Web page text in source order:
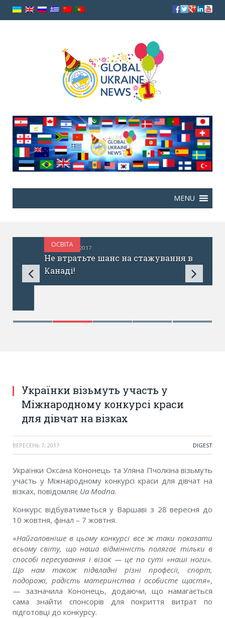
ОСВІТА
СЕРПЕНЬ 31, 2017
Не втратьте шанс на стажування в
Канаді!
Українки візьмуть участь у
Міжнародному конкурсі краси
для дівчат на візках
ВЕРЕСЕНЬ 7, 2017 DIGEST
Українки Оксана Кононець та Уляна Пчолкіна візьмуть
участь у Міжнародному конкурсі краси для дівчат на
візках, повідомляє Ua Modna.
Конкурс відбуватиметься у Варшаві з 28 вересня до
10 жовтня, фінал – 7 жовтня.
«Найголовніше в цьому конкурсі все ж таки показати
всьому світу, що наша відмінність полягає тільки в
способі пересування і візок — це по суті «наші ноги».
Що нам також підвладні різні професії, спорт,
подорожі, радість материнства і особисте щастя»,
— зазначила Кононець, додаючи, що намагається
сама знайти спонсорів для покриття витрат по
підготовці до конкурсу.